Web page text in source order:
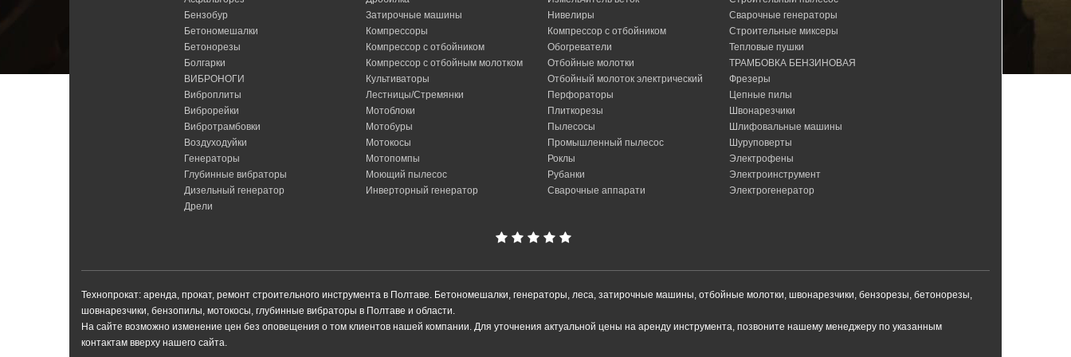
Бензобур
Бетономешалки
Бетонорезы
Болгарки
ВИБРОНОГИ
Виброплиты
Виброрейки
Вибротрамбовки
Воздуходуйки
Генераторы
Глубинные вибраторы
Дизельный генератор
Дрели
Затирочные машины
Компрессоры
Компрессор с отбойником
Компрессор с отбойным молотком
Культиваторы
Лестницы/Стремянки
Мотоблоки
Мотобуры
Мотокосы
Мотопомпы
Моющий пылесос
Инверторный генератор
Нивелиры
Компрессор с отбойником
Обогреватели
Отбойные молотки
Отбойный молоток электрический
Перфораторы
Плиткорезы
Пылесосы
Промышленный пылесос
Роклы
Рубанки
Сварочные аппарати
Сварочные генераторы
Строительные миксеры
Тепловые пушки
ТРАМБОВКА БЕНЗИНОВАЯ
Фрезеры
Цепные пилы
Швонарезчики
Шлифовальные машины
Шуруповерты
Электрофены
Электроинструмент
Электрогенератор
Технопрокат: аренда, прокат, ремонт строительного инструмента в Полтаве. Бетономешалки, генераторы, леса, затирочные машины, отбойные молотки, швонарезчики, бензорезы, бетонорезы,
шовнарезчики, бензопилы, мотокосы, глубинные вибраторы в Полтаве и области.
На сайте возможно изменение цен без оповещения о том клиентов нашей компании. Для уточнения актуальной цены на аренду инструмента, позвоните нашему менеджеру по указанным
контактам вверху нашего сайта.